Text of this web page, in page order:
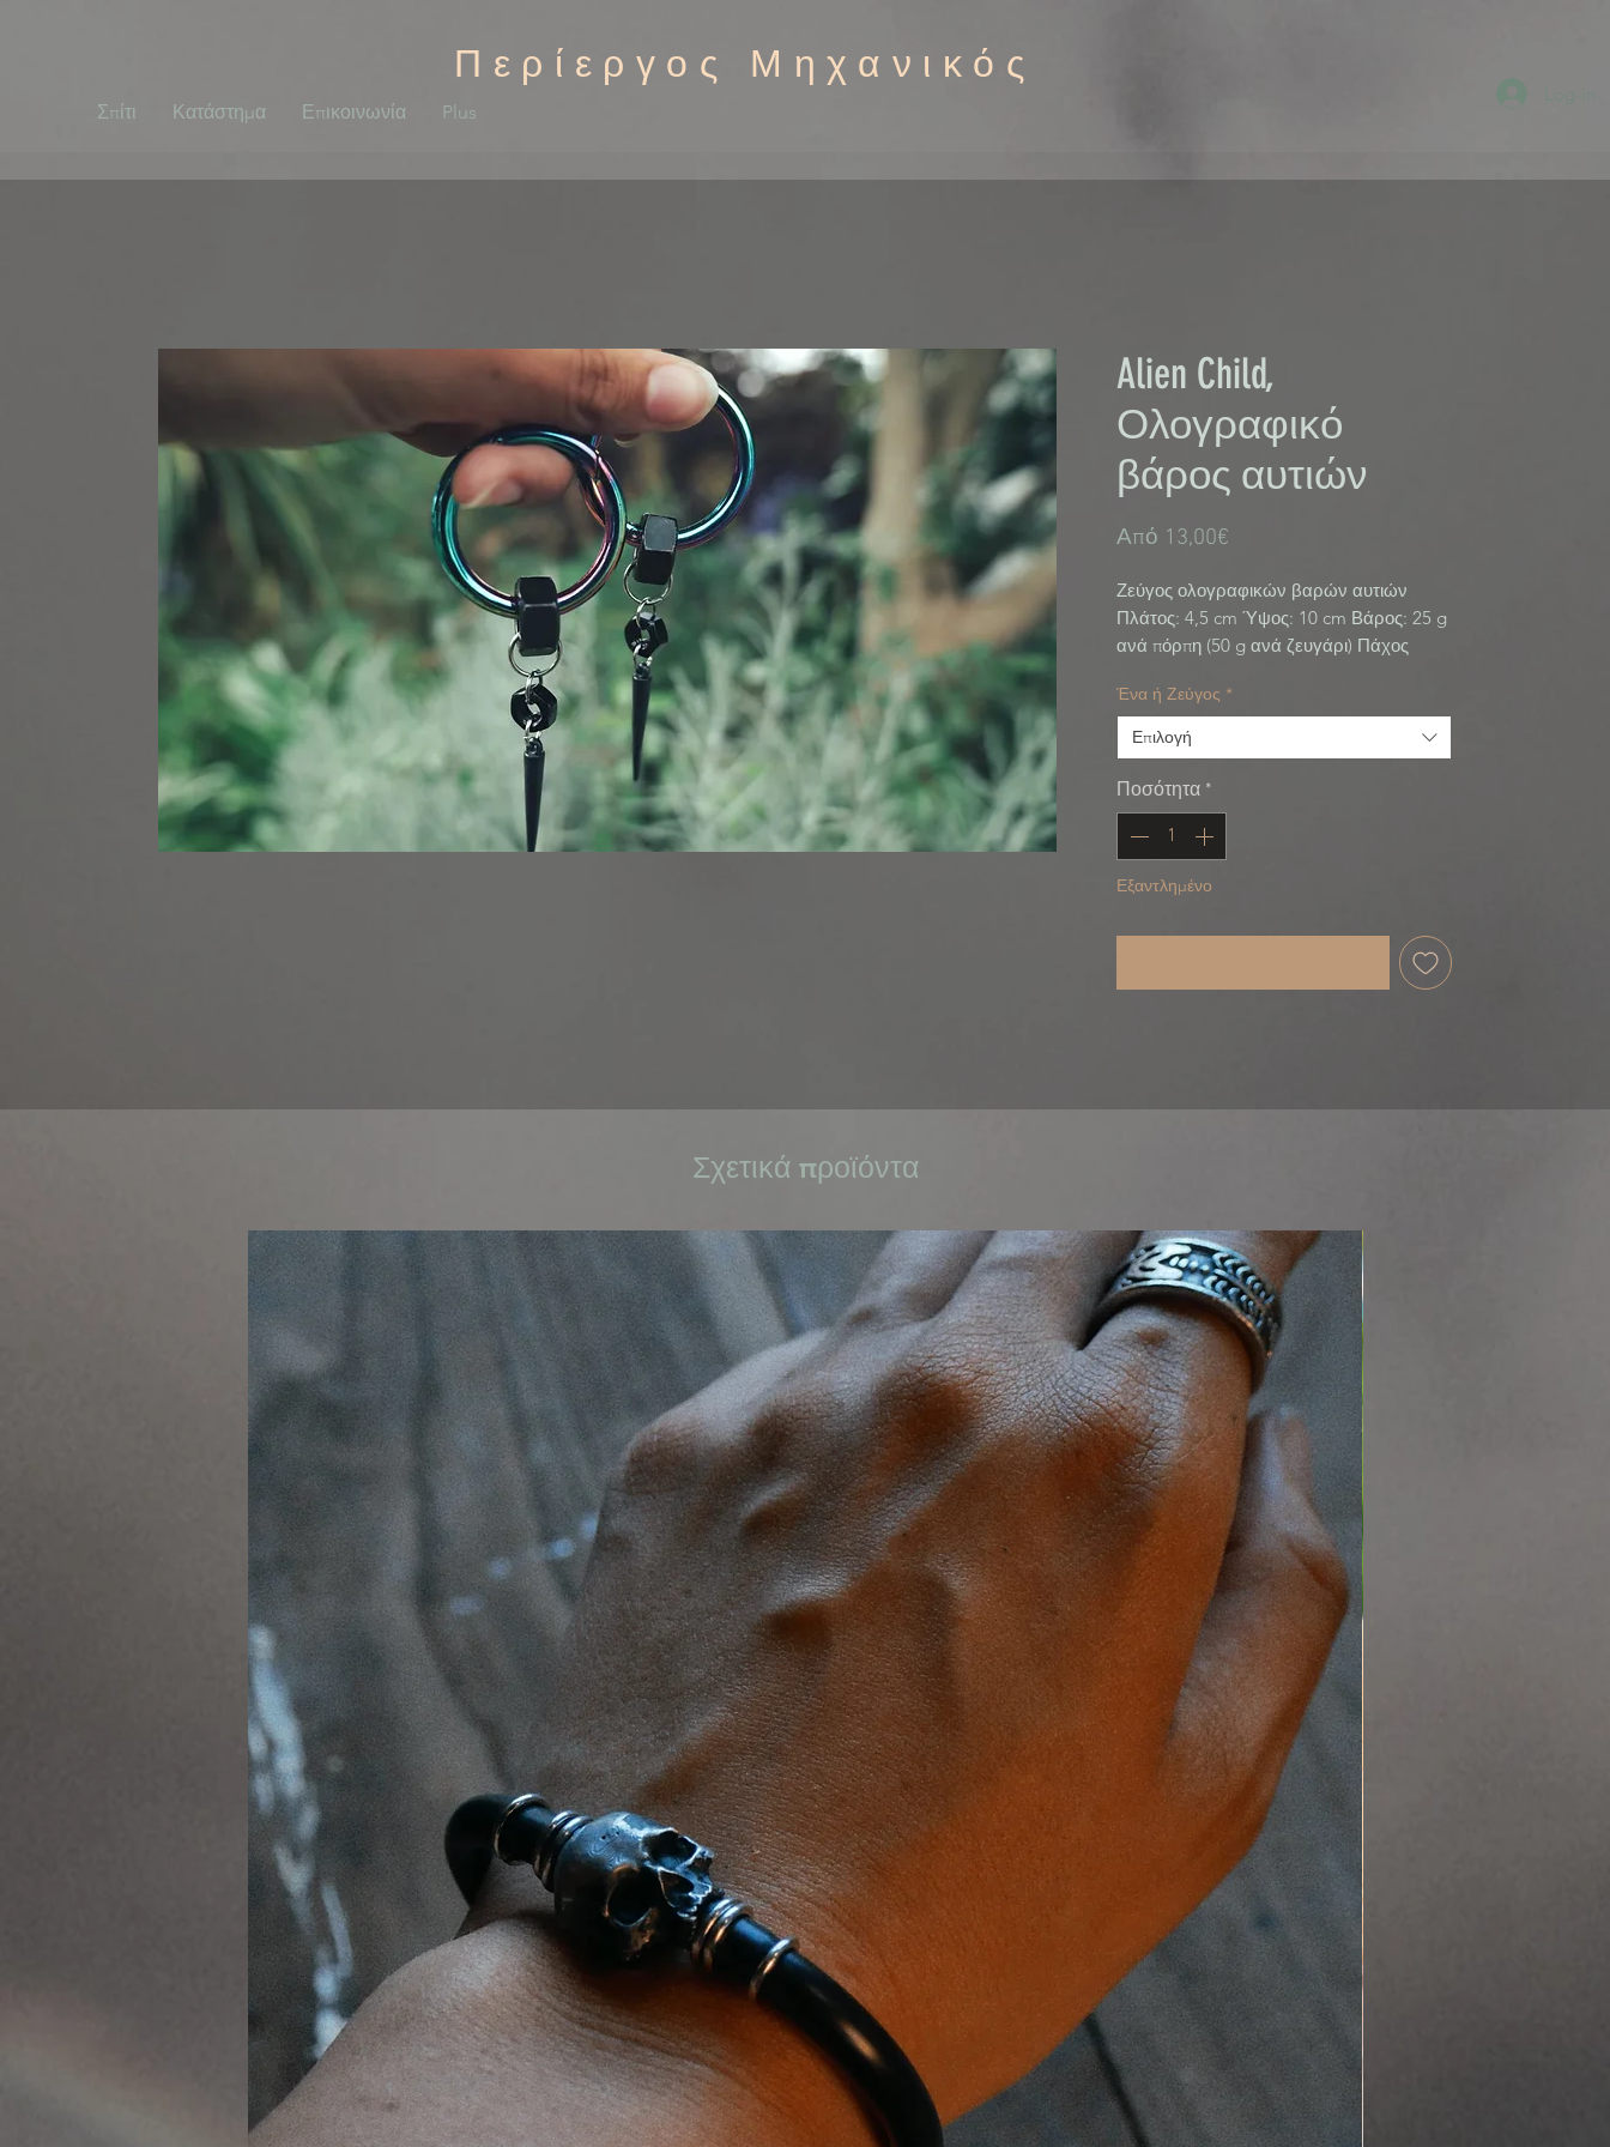
Σπίτι Κατάστημα Επικοινωνία Plus
Περίεργος Μηχανικός
Alien Child,
Ολογραφικό
βάρος αυτιών
Από 13,00€
Ζεύγος ολογραφικών βαρών αυτιών
Πλάτος: 4,5 cm Ύψος: 10 cm Βάρος: 25 g
ανά πόρπη (50 g ανά ζευγάρι) Πάχος
Ένα ή Ζεύγος *
Επιλογή
Ποσότητα *
Εξαντλημένο
Σχετικά προϊόντα